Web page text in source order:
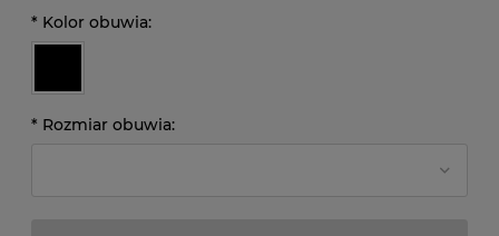
* Kolor obuwia:
* Rozmiar obuwia: